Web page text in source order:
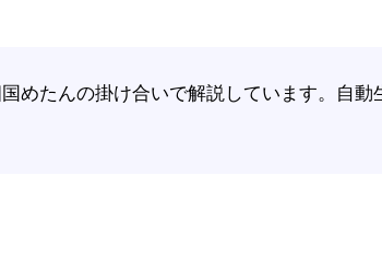
めたんの掛け合いで解説しています。自